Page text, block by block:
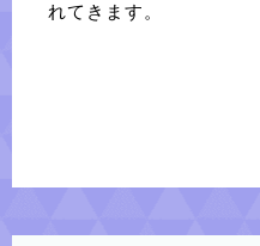
れてきます。